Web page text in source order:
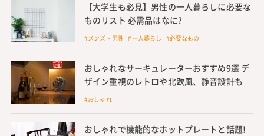
【大学生も必見】男性の一人暮らしに必要な
ものリスト 必需品はなに?
#メンズ・男性 #一人暮らし #必要なもの
おしゃれなサーキュレーターおすすめ9選 デ
ザイン重視のレトロや北欧風、静音設計も
#おしゃれ
おしゃれで機能的なホットプレートと話題!